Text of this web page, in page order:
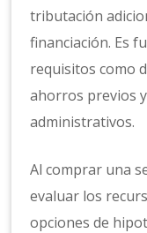
tributación
financiación. Es
requisitos como
ahorros previos
administrativos.
Al comprar una
evaluar los
opciones de